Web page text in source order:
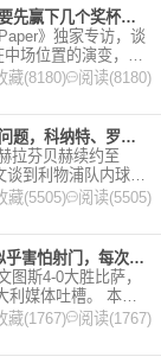
2赖斯：金球奖还非常遥远，需要先赢下几个奖杯，专注当下好好踢球
》独家专访，谈
场位置的演变，以
任意球 赖斯：“我们
付出了巨大努力
藏(8180) 阅读(8180)
2回声报：利物浦面临多人续约问题，科纳特、罗伯逊合同今夏到期
拉芬贝赫续约至
谈到利物浦队内球员
位球员面临合同问
同将在本赛季末到
藏(5505) 阅读(5505)
2意大利三大报均给戴维4分：似乎害怕射门，每次触球球迷都叹息
图斯4-0大胜比萨，
媒体吐槽。 本场
《米兰体育报》、
三大报都给戴维打
藏(1767) 阅读(1767)